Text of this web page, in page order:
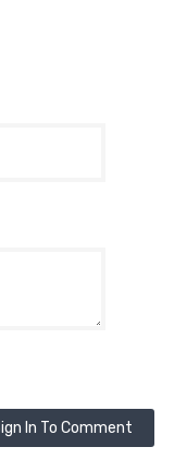
In To Comment